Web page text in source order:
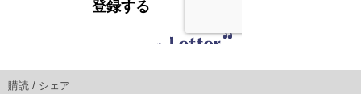
購読 / シェア